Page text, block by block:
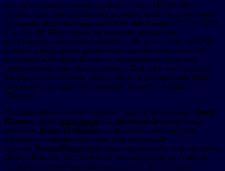
лиц по предварительному сговору (ч. 3 ст. 180 УК РФ),
организации злоупотребления должностными полномочиями
с тяжкими последствиями для ООО «Бест клин» (ч. 3 ст. 33, ч.
2 ст. 201 УК РФ), а также легализации имущества,
полученного преступным путем (п. «б» ч. 4 ст. 174.1 УК РФ).
Сумму ущерба, якобы причиненного в результате всех этих
действий ООО «Бест Клин» и потерпевшему, следствие
оценило более чем в 4 млрд рублей. При этом так и остается
неясным, какие мотивы могли побудить совладельцев B&B
действовать в ущерб собственному бизнесу, сообщает
«Версия».
Потерпевшим по этому громкому делу является юрист Денис
Шапиро, ранее известный как Дионисий Золотов, а еще
ранее как Денис Тумаркин, и еще более известный как
«решала» и «профессиональный потерпевший».
Адвокат Роман Кандауров, представляющий в суде интересы
Дениса Шапиро, после первого заседания суда по существу
рассматриваемого дела рассказал, на что рассчитывает